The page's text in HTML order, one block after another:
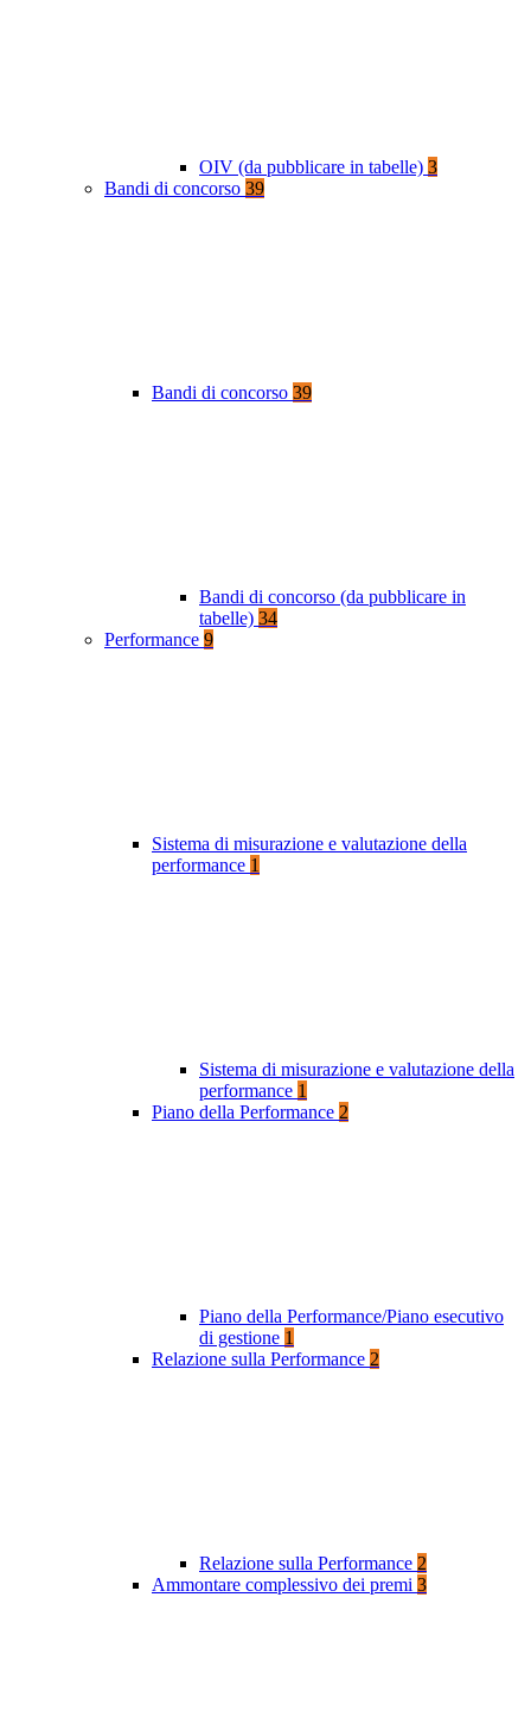
OIV (da pubblicare in tabelle) 3
Bandi di concorso 39
Bandi di concorso 39
Bandi di concorso (da pubblicare in
tabelle) 34
Performance 9
Sistema di misurazione e valutazione della
performance 1
Sistema di misurazione e valutazione della
performance 1
Piano della Performance 2
Piano della Performance/Piano esecutivo
di gestione 1
Relazione sulla Performance 2
Relazione sulla Performance 2
Ammontare complessivo dei premi 3